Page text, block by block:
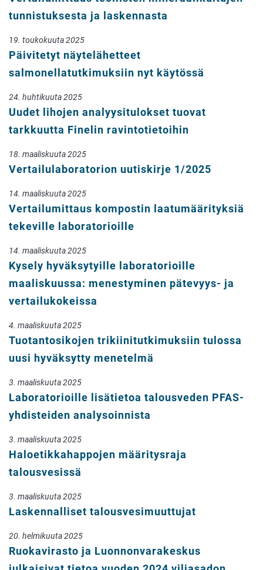
tunnistuksesta ja laskennasta
19. toukokuuta 2025
Päivitetyt näytelähetteet
salmonellatutkimuksiin nyt käytössä
24. huhtikuuta 2025
Uudet lihojen analyysitulokset tuovat
tarkkuutta Finelin ravintotietoihin
18. maaliskuuta 2025
Vertailulaboratorion uutiskirje 1/2025
14. maaliskuuta 2025
Vertailumittaus kompostin laatumäärityksiä
tekeville laboratorioille
14. maaliskuuta 2025
Kysely hyväksytyille laboratorioille
maaliskuussa: menestyminen pätevyys- ja
vertailukokeissa
4. maaliskuuta 2025
Tuotantosikojen trikiinitutkimuksiin tulossa
uusi hyväksytty menetelmä
3. maaliskuuta 2025
Laboratorioille lisätietoa talousveden PFAS-
yhdisteiden analysoinnista
3. maaliskuuta 2025
Haloetikkahappojen määritysraja
talousvesissä
3. maaliskuuta 2025
Laskennalliset talousvesimuuttujat
20. helmikuuta 2025
Ruokavirasto ja Luonnonvarakeskus